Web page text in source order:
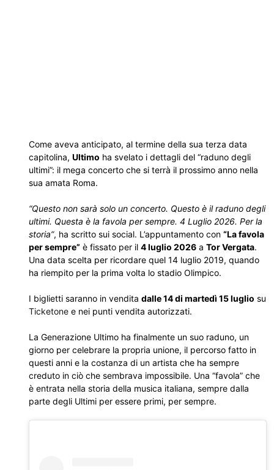
Come aveva anticipato, al termine della sua terza data
capitolina, Ultimo ha svelato i dettagli del “raduno degli
ultimi”: il mega concerto che si terrà il prossimo anno nella
sua amata Roma.
“Questo non sarà solo un concerto. Questo è il raduno degli
ultimi. Questa è la favola per sempre. 4 Luglio 2026. Per la
storia”, ha scritto sui social. L’appuntamento con “La favola
per sempre” è fissato per il 4 luglio 2026 a Tor Vergata.
Una data scelta per ricordare quel 14 luglio 2019, quando
ha riempito per la prima volta lo stadio Olimpico.
I biglietti saranno in vendita dalle 14 di martedì 15 luglio su
Ticketone e nei punti vendita autorizzati.
La Generazione Ultimo ha finalmente un suo raduno, un
giorno per celebrare la propria unione, il percorso fatto in
questi anni e la costanza di un artista che ha sempre
creduto in ciò che sembrava impossibile. Una “favola” che
è entrata nella storia della musica italiana, sempre dalla
parte degli Ultimi per essere primi, per sempre.